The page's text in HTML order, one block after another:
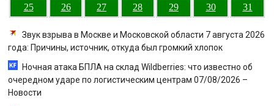
25 26 27 28 29 30 31
Звук взрыва в Москве и Московской области 7 августа 2026
года: Причины, источник, откуда был громкий хлопок
Ночная атака БПЛА на склад Wildberries: что известно об
очередном ударе по логистическим центрам 07/08/2026 –
Новости